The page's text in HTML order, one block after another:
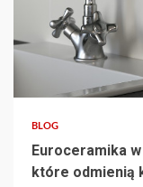
BLOG
Euroceramika
które odmienią